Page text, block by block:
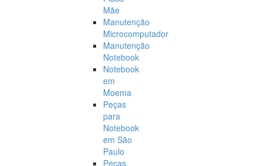
Mãe
Manutenção
Microcomputador
Manutenção
Notebook
Notebook
em
Moema
Peças
para
Notebook
em São
Paulo
Peças